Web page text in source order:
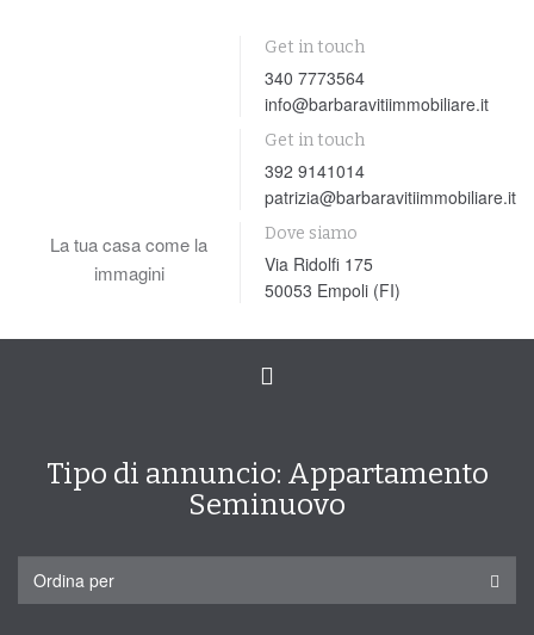
La tua casa come la
immagini
Get in touch
340 7773564
info@barbaravitiimmobiliare.it
Get in touch
392 9141014
patrizia@barbaravitiimmobiliare.it
Dove siamo
Via Ridolfi 175
50053 Empoli (FI)
Toggle
Tipo di annuncio: Appartamento
Seminuovo
Ordina per